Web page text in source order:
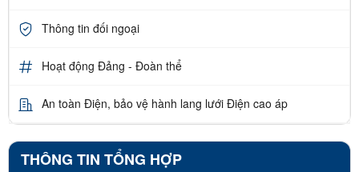
Thông tin đối ngoại
Hoạt động Đảng - Đoàn thể
An toàn Điện, bảo vệ hành lang lưới Điện cao áp
THÔNG TIN TỔNG HỢP